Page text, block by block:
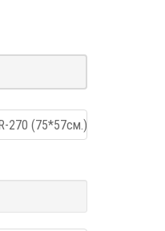
270 (75*57см.) х/к, под защ.